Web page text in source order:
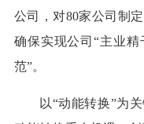
公司，对80家公司制
确保实现公司“主业
范”。
以“动能转换”为